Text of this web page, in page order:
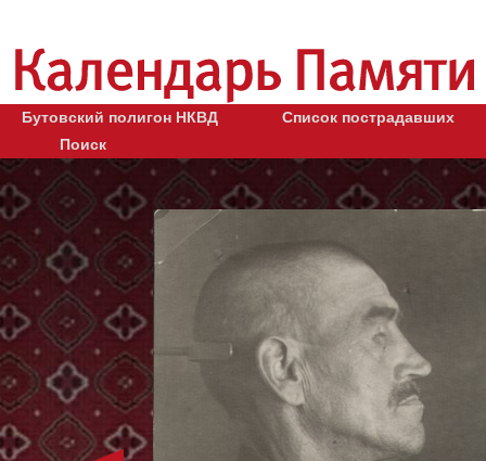
Бутовский полигон НКВД
Список пострадавших
Поиск